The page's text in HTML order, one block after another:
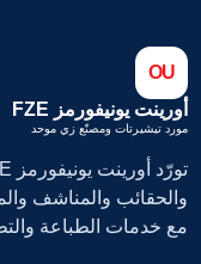
OU
أورينت يونيفورمز FZE
مورد تيشيرتات ومصنّع زي موحد
والحقائب والمناشف
مع خدمات الطباعة